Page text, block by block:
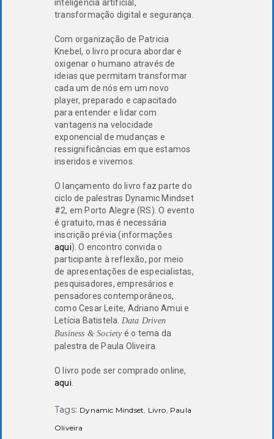
inteligência artificial,
transformação digital e segurança.
Com organização de Patricia
Knebel, o livro procura abordar e
oxigenar o humano através de
ideias que permitam transformar
cada um de nós em um novo
player, preparado e capacitado
para entender e lidar com
vantagens na velocidade
exponencial de mudanças e
ressignificâncias em que estamos
inseridos e vivemos.
O lançamento do livro faz parte do
ciclo de palestras Dynamic Mindset
#2, em Porto Alegre (RS). O evento
é gratuito, mas é necessária
inscrição prévia (informações
aqui). O encontro convida o
participante à reflexão, por meio
de apresentações de especialistas,
pesquisadores, empresários e
pensadores contemporâneos,
como Cesar Leite, Adriano Amui e
Letícia Batistela. Data Driven
Business & Societyé o tema da
palestra de Paula Oliveira.
O livro pode ser comprado online,
aqui.
Tags: Dynamic Mindset, Livro, Paula
Oliveira